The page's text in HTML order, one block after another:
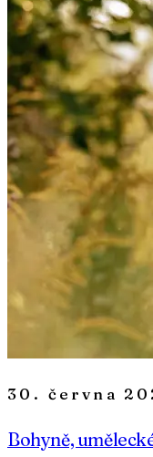
30. června
Bohyně,